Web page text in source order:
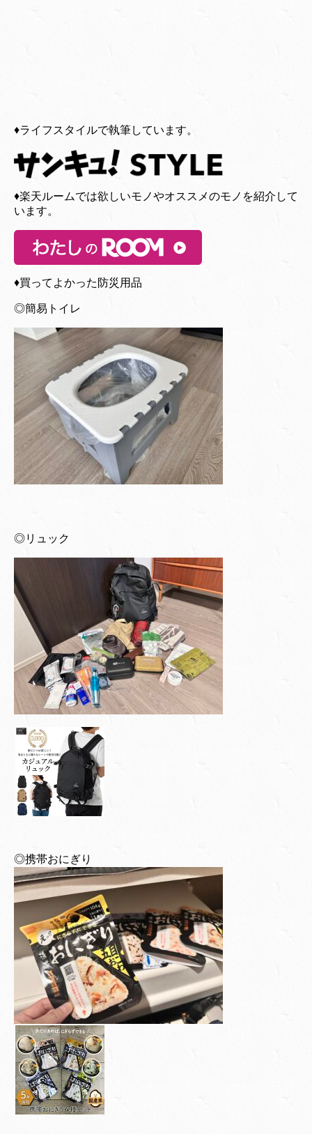
♦︎ライフスタイルで執筆しています。
♦︎楽天ルームでは欲しいモノやオススメのモノを紹介して
います。
♦︎買ってよかった防災用品
◎簡易トイレ
◎リュック
◎携帯おにぎり